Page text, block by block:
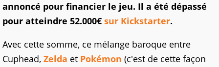
annoncé pour financier le jeu. Il a été dépassé
pour atteindre 52.000€ sur Kickstarter.
Avec cette somme, ce mélange baroque entre
Cuphead, Zelda et Pokémon (c'est de cette façon